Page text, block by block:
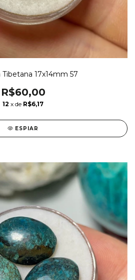
Tibetana 17x14mm 57
R$60,00
12 x de R$6,17
ESPIAR